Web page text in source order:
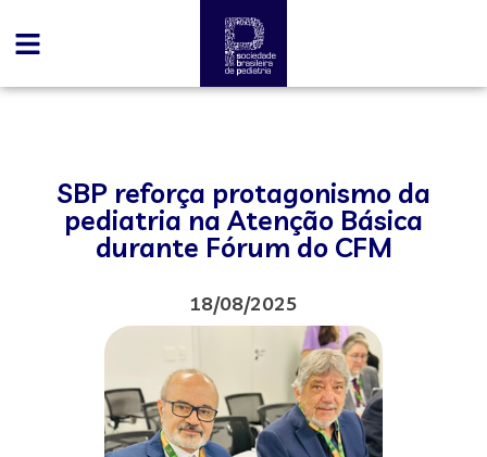
SBP reforça protagonismo da
pediatria na Atenção Básica
durante Fórum do CFM
18/08/2025